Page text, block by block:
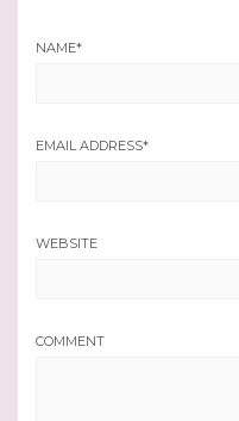
NAME*
EMAIL ADDRESS*
WEBSITE
COMMENT